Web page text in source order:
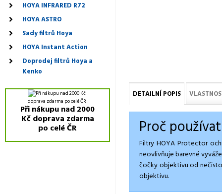
DETAILNÍ POPIS
Proč
Filtry HOYA Protector
neovlivňuje barevné
čočky objektivu od
objektivu.
HOYA INFRARED R72
HOYA ASTRO
Sady filtrů Hoya
HOYA Instant Action
Doprodej filtrů Hoya a
Kenko
Při nákupu nad 2000
Kč doprava zdarma
po celé ČR